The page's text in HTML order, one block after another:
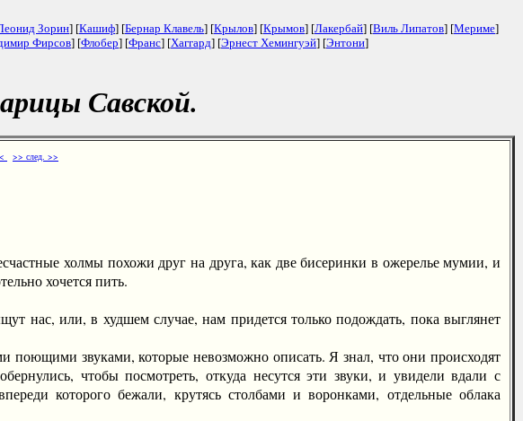
Зорин] [Кашиф] [Бернар Клавель] [Крылов] [Крымов] [Лакербай] [Виль Липатов] [Мериме]
Фирсов] [Флобер] [Франс] [Хаггард] [Эрнест Хемингуэй] [Энтони]
Савской.
>> след. >>
холмы похожи друг на друга, как две бисеринки в ожерелье мумии, и
хочется пить.
или, в худшем случае, нам придется только подождать, пока выглянет
звуками, которые невозможно описать. Я знал, что они происходят
чтобы посмотреть, откуда несутся эти звуки, и увидели вдали с
которого бежали, крутясь столбами и воронками, отдельные облака